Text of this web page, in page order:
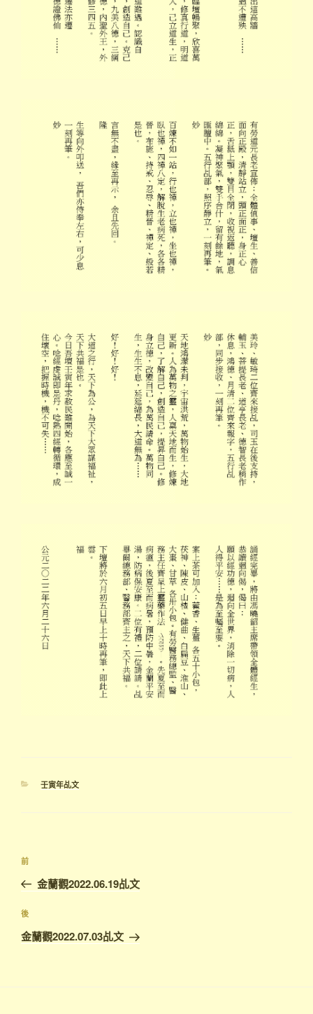
分
壬寅年乩文
文
導
覽
上
一
篇
文
章
前
金蘭觀2022.06.19乩文
下
篇
文
後
金蘭觀2022.07.03乩文